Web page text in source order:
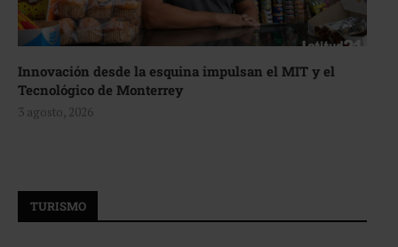
Innovación desde la esquina impulsan el MIT y el
Tecnológico de Monterrey
3 agosto, 2026
TURISMO